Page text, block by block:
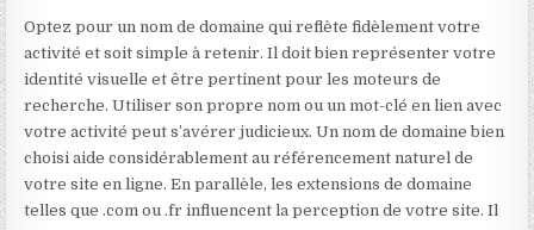
Optez pour un nom de domaine qui reflète fidèlement votre
activité et soit simple à retenir. Il doit bien représenter votre
identité visuelle et être pertinent pour les moteurs de
recherche. Utiliser son propre nom ou un mot-clé en lien avec
votre activité peut s’avérer judicieux. Un nom de domaine bien
choisi aide considérablement au référencement naturel de
votre site en ligne. En parallèle, les extensions de domaine
telles que .com ou .fr influencent la perception de votre site. Il